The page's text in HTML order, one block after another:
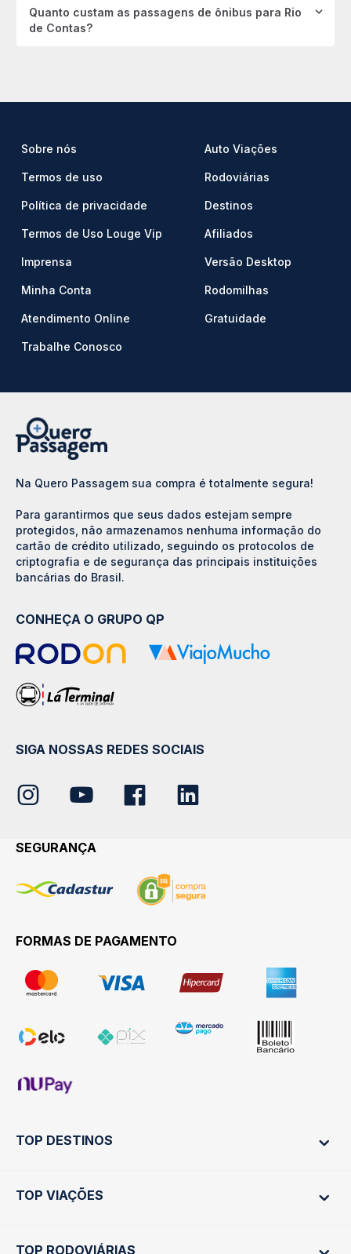
Quanto custam as passagens de ônibus para Rio
de Contas?
Sobre nós
Termos de uso
Política de privacidade
Termos de Uso Louge Vip
Imprensa
Minha Conta
Atendimento Online
Trabalhe Conosco
Auto Viações
Rodoviárias
Destinos
Afiliados
Versão Desktop
Rodomilhas
Gratuidade
Na Quero Passagem sua compra é totalmente segura!
Para garantirmos que seus dados estejam sempre
protegidos, não armazenamos nenhuma informação do
cartão de crédito utilizado, seguindo os protocolos de
criptografia e de segurança das principais instituições
bancárias do Brasil.
CONHEÇA O GRUPO QP
SIGA NOSSAS REDES SOCIAIS
SEGURANÇA
FORMAS DE PAGAMENTO
TOP DESTINOS
Ônibus Rio de Janeiro
Ônibus São Paulo
TOP VIAÇÕES
TOP RODOVIÁRIAS